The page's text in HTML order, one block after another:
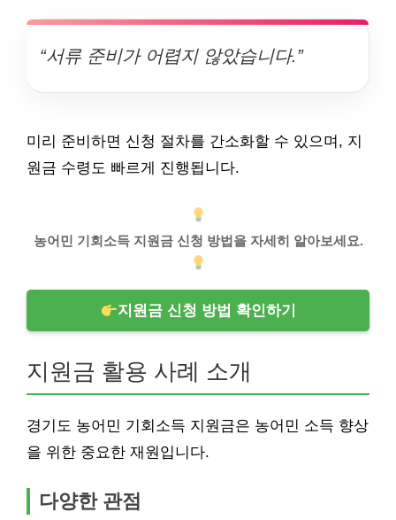
“서류 준비가 어렵지 않았습니다.”
미리 준비하면 신청 절차를 간소화할 수 있으며, 지
원금 수령도 빠르게 진행됩니다.
농어민 기회소득 지원금 신청 방법을 자세히 알아보세요.
지원금 신청 방법 확인하기
지원금 활용 사례 소개
경기도 농어민 기회소득 지원금은 농어민 소득 향상
을 위한 중요한 재원입니다.
다양한 관점